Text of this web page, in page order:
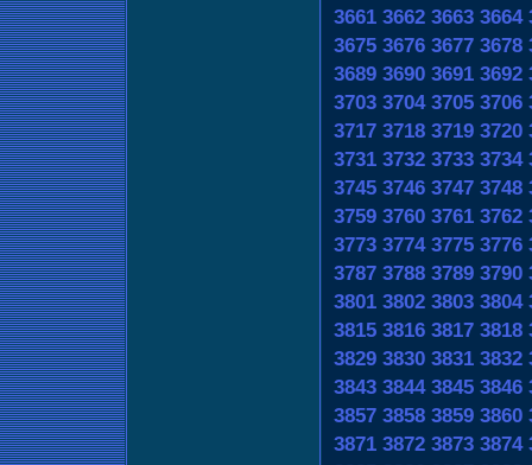
3661 3662 3663 3664
3675 3676 3677 3678
3689 3690 3691 3692
3703 3704 3705 3706
3717 3718 3719 3720
3731 3732 3733 3734
3745 3746 3747 3748
3759 3760 3761 3762
3773 3774 3775 3776
3787 3788 3789 3790
3801 3802 3803 3804
3815 3816 3817 3818
3829 3830 3831 3832
3843 3844 3845 3846
3857 3858 3859 3860
3871 3872 3873 3874